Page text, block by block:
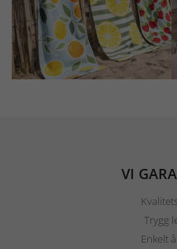
VI
Trygg
Enkelt